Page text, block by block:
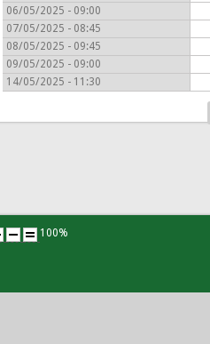
06/05/2025 - 09:00
07/05/2025 - 08:45
08/05/2025 - 09:45
09/05/2025 - 09:00
14/05/2025 - 11:30
Pages
100%